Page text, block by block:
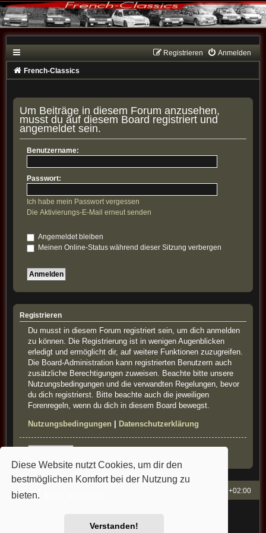
Diese Website nutzt Cookies, um dir den
bestmöglichen Komfort bei der Nutzung zu
bieten.
Verstanden!
Anmelden
Registrieren
French-Classics
Um Beiträge in diesem Forum anzusehen,
musst du auf diesem Board registriert und
angemeldet sein.
Benutzername:
Passwort:
Ich habe mein Passwort vergessen
Die Aktivierungs-E-Mail erneut senden
Angemeldet bleiben
Meinen Online-Status während dieser Sitzung verbergen
Registrieren
Du musst in diesem Forum registriert sein, um dich anmelden
zu können. Die Registrierung ist in wenigen Augenblicken
erledigt und ermöglicht dir, auf weitere Funktionen zuzugreifen.
Die Board-Administration kann registrierten Benutzern auch
zusätzliche Berechtigungen zuweisen. Beachte bitte unsere
Nutzungsbedingungen und die verwandten Regelungen, bevor
du dich registrierst. Bitte beachte auch die jeweiligen
Forenregeln, wenn du dich in diesem Board bewegst.
Nutzungsbedingungen Datenschutzerklärung
French-Classics UTC+02:00
Deutsche Übersetzung durchphpBB.de